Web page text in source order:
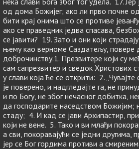
од дома Божијег; ако ли прво почне
бити крај онима што се противе
ако се праведник једва спасава,
се јавити? 19. Зато и они који
њему као верноме Саздатељу, повере
доброчинству.1. Презвитере који су
сам сапрезвитер и сведок Христових
у слави која ће се открити: 2.
је поверено, и надгледајте га, не
и по Богу, не због нечасног добитка,
да господарите наседством Божијим;
стаду; 4. И кад се јави Архипастир,
који не вене. 5. Тако и ви млађи
а сви, покоравајући се једни другима,
јер се Бог гордима противи а